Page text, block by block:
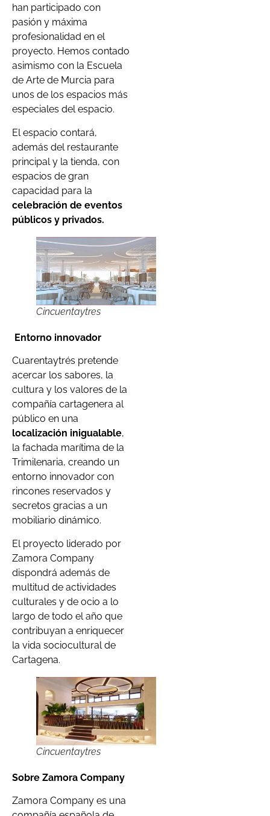
han participado con
pasión y máxima
profesionalidad en el
proyecto. Hemos contado
asimismo con la Escuela
de Arte de Murcia para
unos de los espacios más
especiales del espacio.
El espacio contará,
además del restaurante
principal y la tienda, con
espacios de gran
capacidad para la
celebración de eventos
públicos y privados.
Cincuentaytres
Entorno innovador
Cuarentaytrés pretende
acercar los sabores, la
cultura y los valores de la
compañía cartagenera al
público en una
localización inigualable,
la fachada marítima de la
Trimilenaria, creando un
entorno innovador con
rincones reservados y
secretos gracias a un
mobiliario dinámico.
El proyecto liderado por
Zamora Company
dispondrá además de
multitud de actividades
culturales y de ocio a lo
largo de todo el año que
contribuyan a enriquecer
la vida sociocultural de
Cartagena.
Cincuentaytres
Sobre Zamora Company
Zamora Company es una